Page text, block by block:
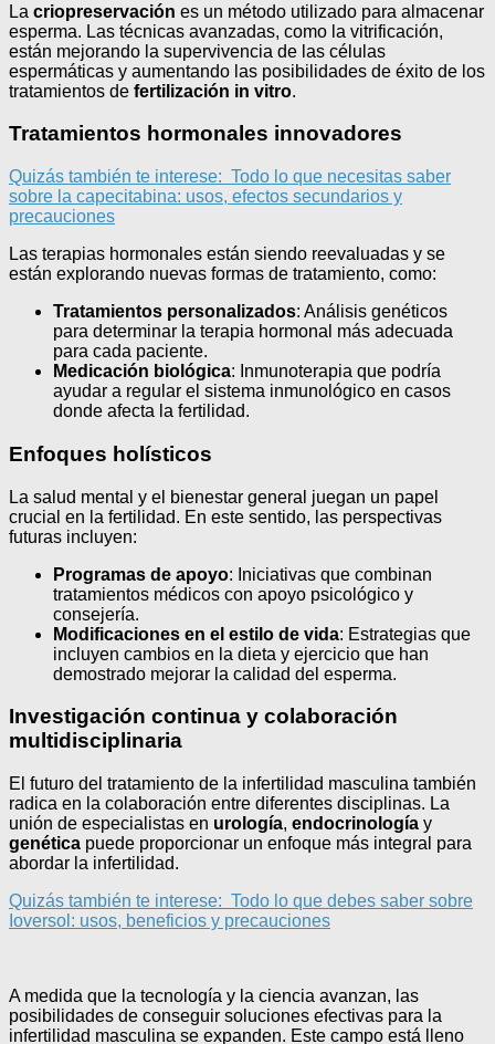
La criopreservación es un método utilizado para almacenar
esperma. Las técnicas avanzadas, como la vitrificación,
están mejorando la supervivencia de las células
espermáticas y aumentando las posibilidades de éxito de los
tratamientos de fertilización in vitro.
Tratamientos hormonales innovadores
Quizás también te interese: Todo lo que necesitas saber
sobre la capecitabina: usos, efectos secundarios y
precauciones
Las terapias hormonales están siendo reevaluadas y se
están explorando nuevas formas de tratamiento, como:
Tratamientos personalizados: Análisis genéticos
para determinar la terapia hormonal más adecuada
para cada paciente.
Medicación biológica: Inmunoterapia que podría
ayudar a regular el sistema inmunológico en casos
donde afecta la fertilidad.
Enfoques holísticos
La salud mental y el bienestar general juegan un papel
crucial en la fertilidad. En este sentido, las perspectivas
futuras incluyen:
Programas de apoyo: Iniciativas que combinan
tratamientos médicos con apoyo psicológico y
consejería.
Modificaciones en el estilo de vida: Estrategias que
incluyen cambios en la dieta y ejercicio que han
demostrado mejorar la calidad del esperma.
Investigación continua y colaboración
multidisciplinaria
El futuro del tratamiento de la infertilidad masculina también
radica en la colaboración entre diferentes disciplinas. La
unión de especialistas en urología, endocrinología y
genética puede proporcionar un enfoque más integral para
abordar la infertilidad.
Quizás también te interese: Todo lo que debes saber sobre
Ioversol: usos, beneficios y precauciones
A medida que la tecnología y la ciencia avanzan, las
posibilidades de conseguir soluciones efectivas para la
infertilidad masculina se expanden. Este campo está lleno